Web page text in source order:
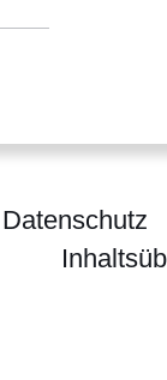
Datenschutz